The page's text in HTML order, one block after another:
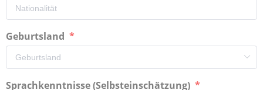
Geburtsland
Sprachkenntnisse (Selbsteinschätzung)